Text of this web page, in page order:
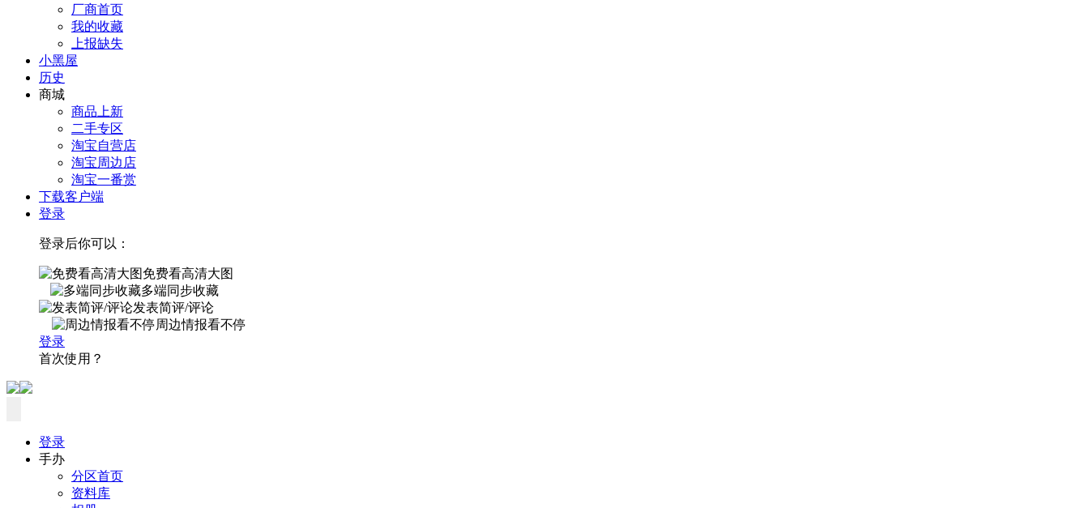
厂商首页
我的收藏
上报缺失
小黑屋
历史
商城
商品上新
二手专区
淘宝自营店
淘宝周边店
淘宝一番赏
下载客户端
登录
登录后你可以：
免费看高清大图
多端同步收藏
发表简评/评论
周边情报看不停
登录
首次使用？
登录
手办
分区首页
资料库